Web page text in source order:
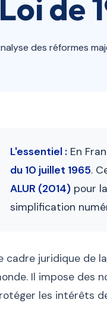
de
des réformes
L'essentiel :En
du 10 juillet 1965.
ALUR (2014)pour
simplification
cadre juridique de
Il impose des
les intérêts